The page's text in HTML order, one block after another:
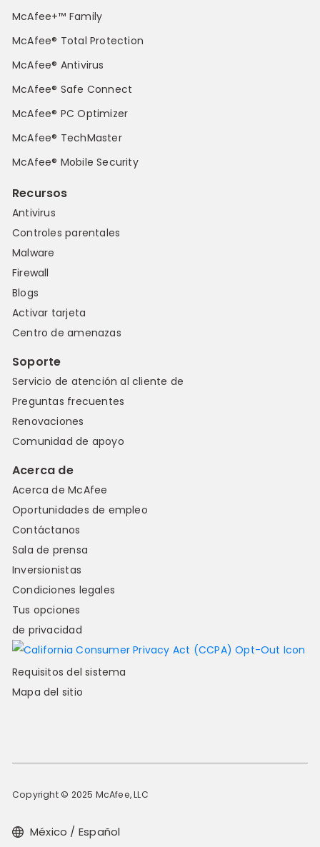
McAfee+™ Family
McAfee® Total Protection
McAfee® Antivirus
McAfee® Safe Connect
McAfee® PC Optimizer
McAfee® TechMaster
McAfee® Mobile Security
Recursos
Antivirus
Controles parentales
Malware
Firewall
Blogs
Activar tarjeta
Centro de amenazas
Soporte
Servicio de atención al cliente de
Preguntas frecuentes
Renovaciones
Comunidad de apoyo
Acerca de
Acerca de McAfee
Oportunidades de empleo
Contáctanos
Sala de prensa
Inversionistas
Condiciones legales
Tus opciones
de privacidad
Requisitos del sistema
Mapa del sitio
Copyright © 2025 McAfee, LLC
México / Español